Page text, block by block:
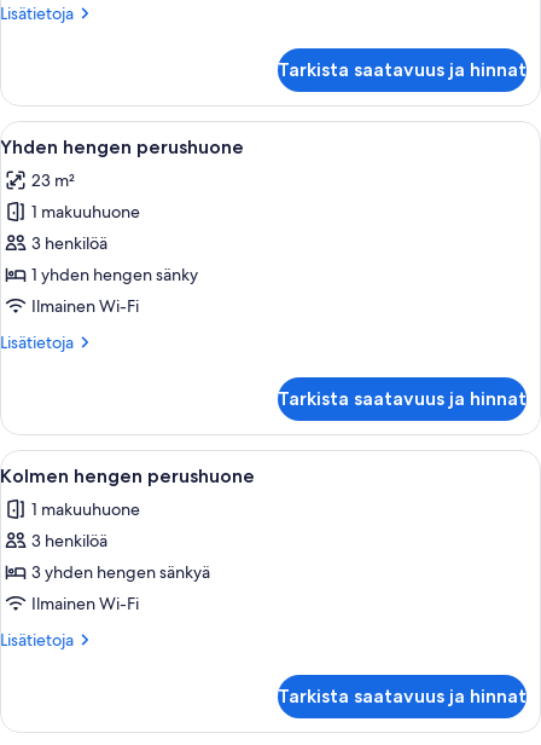
kuvat
Lisätietoja
Lisätietoja
perushuone
(kaksi
sänkyä)
Tarkista saatavuus ja hinnat
Avaa
kaikki
huonetyypin
Yhden
hengen
perushuone
kuvat
Moderni hotellihuone, jossa on
4
Yhden hengen perushuone
23 m²
1 makuuhuone
3 henkilöä
1 yhden hengen sänky
Ilmainen Wi-Fi
Lisätietoja
Lisätietoja
perushuone
Tarkista saatavuus ja hinnat
Avaa
kaikki
huonetyypin
Kolmen
hengen
perushuone
kuvat
Hotellihuone, jossa on kaksi
3
Kolmen hengen perushuone
1 makuuhuone
3 henkilöä
3 yhden hengen sänkyä
Ilmainen Wi-Fi
Lisätietoja
Lisätietoja
perushuone
Tarkista saatavuus ja hinnat